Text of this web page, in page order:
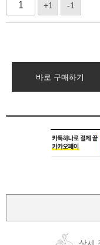
+1 -1
바로 구매하기